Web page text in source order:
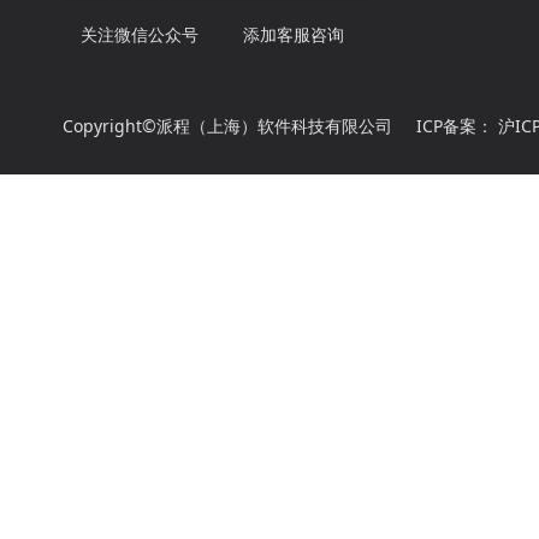
关注微信公众号 添加客服咨询
Copyright©派程（上海）软件科技有限公司 ICP备案： 沪